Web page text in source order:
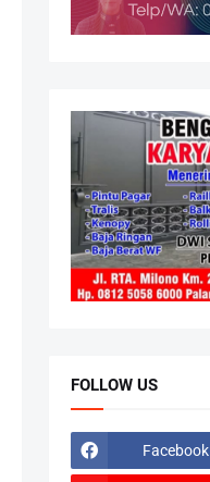
FOLLOW US
Facebook